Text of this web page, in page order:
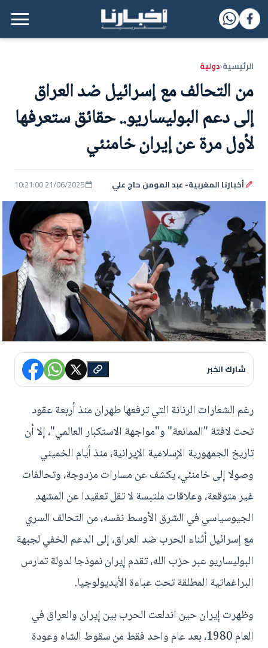
القائمة الرئيسية
الرئيسية‹دولية
من التحالف مع إسرائيل ضد العراق
إلى دعم البوليساريو.. حقائق ستعرفها
لأول مرة عن إيران خامنئي
أخبارنا المغربية- عبد المومن حاج علي 21/06/2025 10:21:00
شارك الخبر
رغم الشعارات الرنانة التي ترفعها طهران منذ أربعة عقود
تحت لافتة "الممانعة" و"مواجهة الاستكبار العالمي"، إلا أن
تاريخ الجمهورية الإسلامية الإيرانية، منذ أيام الخميني
وصولا إلى خامنئي، يكشف عن مسارات مزدوجة، وتحالفات
غير متوقعة، وعلاقات ملتبسة لا تقل تعقيدا عن المشهد
الجيوسياسي في الشرق الأوسط نفسه، من التحالف السري
مع إسرائيل أثناء الحرب ضد العراق، إلى الدعم الخفي لجبهة
البوليساريو عبر حزب الله، تقدم إيران نموذجا لدولة تمارس
البراغماتية المطلقة تحت عباءة الأيديولوجيا.
وظهرت إيران حين اندلعت الحرب بين إيران والعراق في
العام 1980، بعد عام واحد فقط من سقوط الشاه وعودة